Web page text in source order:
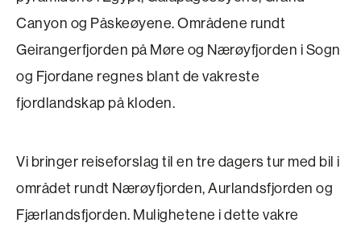
Canyon og Påskeøyene. Områdene rundt
Geirangerfjorden på Møre og Nærøyfjorden i Sogn
og Fjordane regnes blant de vakreste
fjordlandskap på kloden.
Vi bringer reiseforslag til en tre dagers tur med bil i
området rundt Nærøyfjorden, Aurlandsfjorden og
Fjærlandsfjorden. Mulighetene i dette vakre